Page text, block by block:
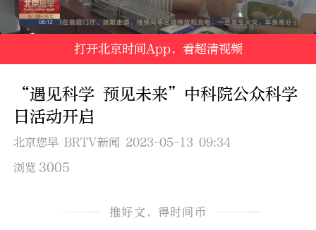
打开北京时间App，看超清视频
“遇见科学 预见未来”中科院公众科学
日活动开启
北京您早 BRTV新闻 2023-05-13 09:34
浏览 3005
推好文，得时间币